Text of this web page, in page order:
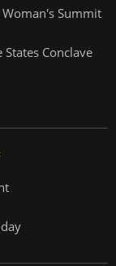
Summit
States Conclave